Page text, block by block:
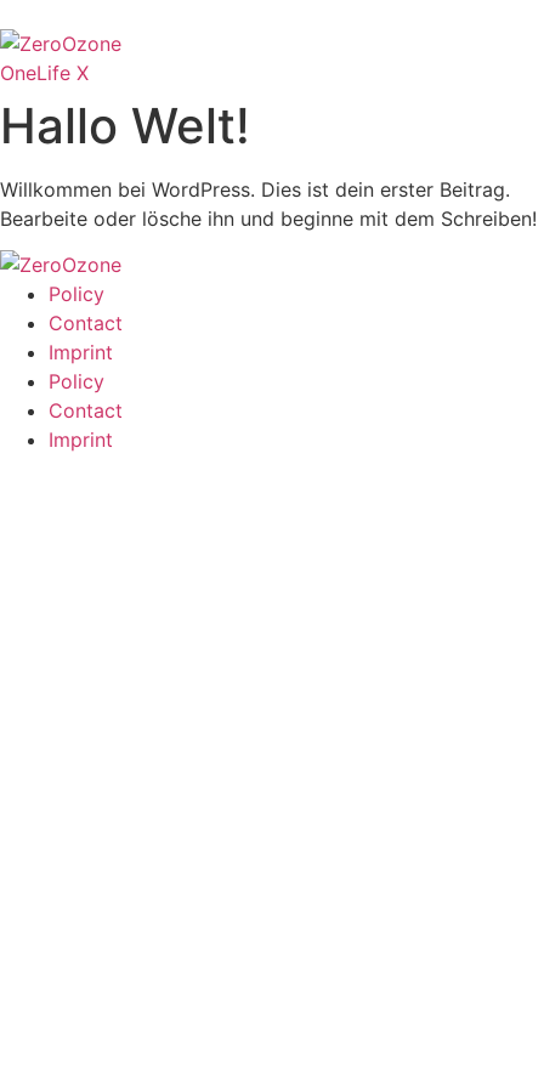
Inhalt
wechseln
OneLife X
Hallo Welt!
Willkommen bei WordPress. Dies ist dein erster Beitrag.
Bearbeite oder lösche ihn und beginne mit dem Schreiben!
Policy
Contact
Imprint
Policy
Contact
Imprint